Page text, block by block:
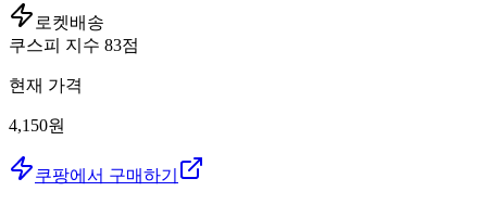
로켓배송
쿠스피 지수 83점
현재 가격
4,150원
쿠팡에서 구매하기